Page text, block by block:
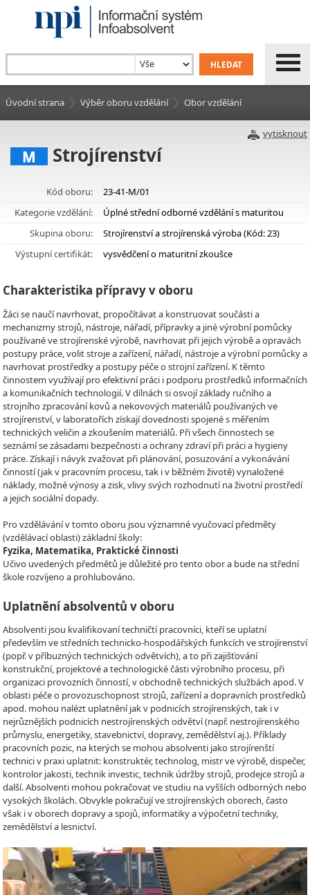
Úvodní strana Výběr oboru vzdělání Obor vzdělání
vytisknout
M Strojírenství
Kód oboru:
23-41-M/01
Kategorie vzdělání:
Úplné střední odborné vzdělání s maturitou
Skupina oboru:
Strojírenství a strojírenská výroba (Kód: 23)
Výstupní certifikát:
vysvědčení o maturitní zkoušce
Charakteristika přípravy v oboru
Žáci se naučí navrhovat, propočítávat a konstruovat součásti a
mechanizmy strojů, nástroje, nářadí, přípravky a jiné výrobní pomůcky
používané ve strojírenské výrobě, navrhovat při jejich výrobě a opravách
postupy práce, volit stroje a zařízení, nářadí, nástroje a výrobní pomůcky a
navrhovat prostředky a postupy péče o strojní zařízení. K těmto
činnostem využívají pro efektivní práci i podporu prostředků informačních
a komunikačních technologií. V dílnách si osvojí základy ručního a
strojního zpracování kovů a nekovových materiálů používaných ve
strojírenství, v laboratořích získají dovednosti spojené s měřením
technických veličin a zkoušením materiálů. Při všech činnostech se
seznámí se zásadami bezpečnosti a ochrany zdraví při práci a hygieny
práce. Získají i návyk zvažovat při plánování, posuzování a vykonávání
činností (jak v pracovním procesu, tak i v běžném životě) vynaložené
náklady, možné výnosy a zisk, vlivy svých rozhodnutí na životní prostředí
a jejich sociální dopady.
Pro vzdělávání v tomto oboru jsou významné vyučovací předměty
(vzdělávací oblasti) základní školy:
Fyzika, Matematika, Praktické činnosti
Učivo uvedených předmětů je důležité pro tento obor a bude na střední
škole rozvíjeno a prohlubováno.
Uplatnění absolventů v oboru
Absolventi jsou kvalifikovaní techničtí pracovníci, kteří se uplatní
především ve středních technicko-hospodářských funkcích ve strojírenství
(popř. v příbuzných technických odvětvích), a to při zajišťování
konstrukční, projektové a technologické části výrobního procesu, při
organizaci provozních činností, v obchodně technických službách apod. V
oblasti péče o provozuschopnost strojů, zařízení a dopravních prostředků
apod. mohou nalézt uplatnění jak v podnicích strojírenských, tak i v
nejrůznějších podnicích nestrojírenských odvětví (např. nestrojírenského
průmyslu, energetiky, stavebnictví, dopravy, zemědělství aj.). Příklady
pracovních pozic, na kterých se mohou absolventi jako strojírenští
technici v praxi uplatnit: konstruktér, technolog, mistr ve výrobě, dispečer,
kontrolor jakosti, technik investic, technik údržby strojů, prodejce strojů a
další. Absolventi mohou pokračovat ve studiu na vyšších odborných nebo
vysokých školách. Obvykle pokračují ve strojírenských oborech, často
však i v oborech dopravy a spojů, informatiky a výpočetní techniky,
zemědělství a lesnictví.
Video
Player